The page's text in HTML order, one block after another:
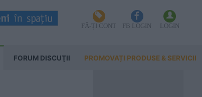
FĂ-ȚI CONT FB LOGIN LOGIN
FORUM DISCUŢII PROMOVAȚI PRODUSE & SERVICII